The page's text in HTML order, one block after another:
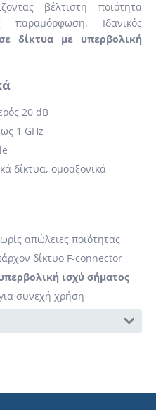
βέλτιστη ποιότητα
Ιδανικός
δίκτυα με υπερβολική
20 dB
1 GHz
δίκτυα, ομοαξονικά
απώλειες ποιότητας
δίκτυο F-connector
ισχύ σήματος
συνεχή χρήση